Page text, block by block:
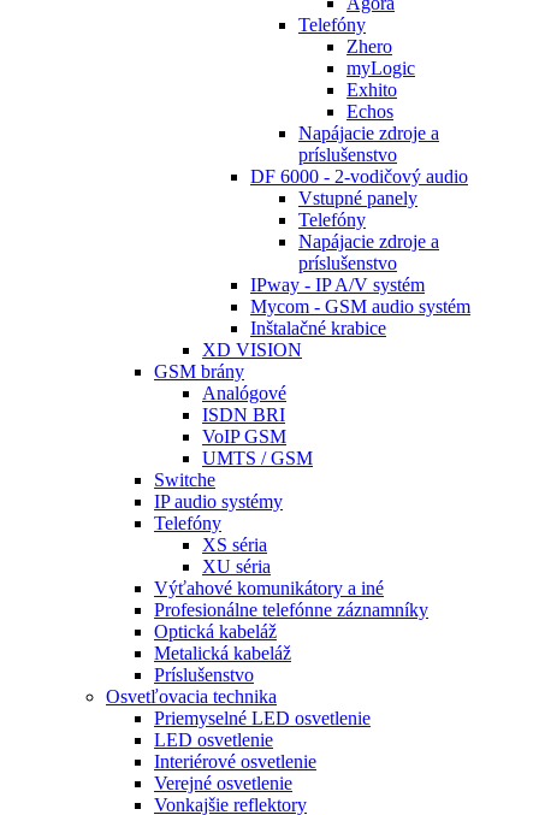
Telefóny
Zhero
myLogic
Exhito
Echos
Napájacie zdroje a
príslušenstvo
DF 6000 - 2-vodičový audio
Vstupné panely
Telefóny
Napájacie zdroje a
príslušenstvo
IPway - IP A/V systém
Mycom - GSM audio systém
Inštalačné krabice
XD VISION
GSM brány
Analógové
ISDN BRI
VoIP GSM
UMTS / GSM
Switche
IP audio systémy
Telefóny
XS séria
XU séria
Výťahové komunikátory a iné
Profesionálne telefónne záznamníky
Optická kabeláž
Metalická kabeláž
Príslušenstvo
Osvetľovacia technika
Priemyselné LED osvetlenie
LED osvetlenie
Interiérové osvetlenie
Verejné osvetlenie
Vonkajšie reflektory